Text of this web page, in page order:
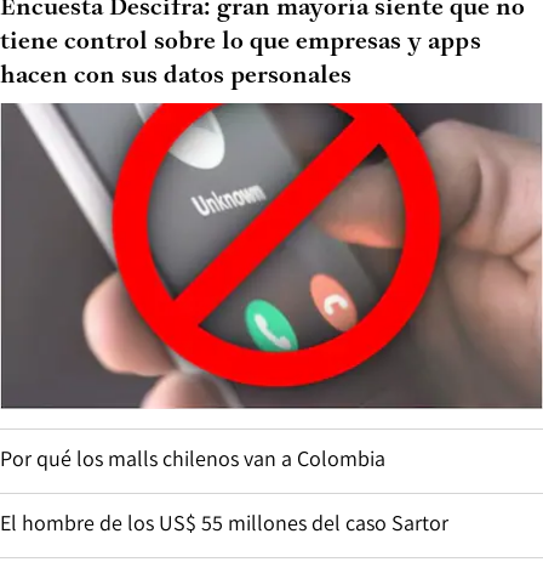
Encuesta Descifra: gran mayoría siente que no
tiene control sobre lo que empresas y apps
hacen con sus datos personales
Por qué los malls chilenos van a Colombia
El hombre de los US$ 55 millones del caso Sartor